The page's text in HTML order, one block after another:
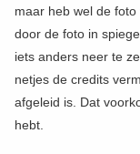
maar heb wel de
door de foto in
iets anders neer te
netjes de credits
afgeleid is. Dat
hebt.